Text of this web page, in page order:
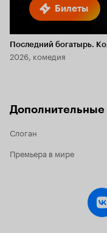
Билеты
Последний богатырь.
2026, комедия
Слоган
Премьера в мире